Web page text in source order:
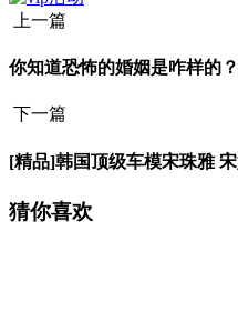
上一篇
你知道恐怖的婚姻是咋样的？
下一篇
[精品]韩国顶级车模宋珠雅
猜你喜欢